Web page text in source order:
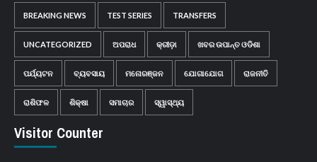
BREAKING NEWS TEST SERIES TRANSFERS
UNCATEGORIZED ଅପରାଧ କ୍ରୀଡ଼ା ଖବର ଉପାନ୍ତ ଓଡିଶା
ପର୍ଯ୍ୟଟନ ବ୍ୟବସାୟ ମନୋରଞ୍ଜନ ଯୋଗାଯୋଗ ରାଜନୀତି
ରାଶିଫଳ ଶିକ୍ଷା ସମାଚାର ସ୍ୱାସ୍ଥ୍ୟ
Visitor Counter